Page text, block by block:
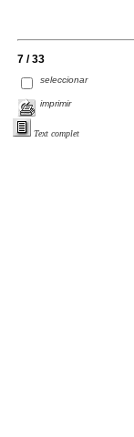
7 / 33
seleccionar
imprimir
Text complet